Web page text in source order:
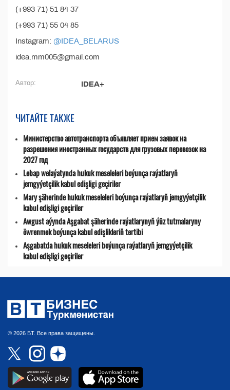
(+993 71) 51 84 37
(+993 71) 55 04 85
Instagram: @IDEA_BELARUS
idea.mm005@gmail.com
Автор: IDEA+
ЧИТАЙТЕ ТАКЖЕ
Министерство автотранспорта объявляет прием заявок на
разрешения иностранных государств для грузовых перевозок на
2027 год
Lebap welaýatynda hukuk meseleleri boýunça raýatlaryň
jemgyýetçilik kabul edişligi geçiriler
Mary şäherinde hukuk meseleleri boýunça raýatlaryň jemgyýetçilik
kabul edişligi geçiriler
Awgust aýynda Aşgabat şäherinde raýatlarynyň ýüz tutmalaryny
öwrenmek boýunça kabul edişlikleriň tertibi
Aşgabatda hukuk meseleleri boýunça raýatlaryň jemgyýetçilik
kabul edişligi geçiriler
© 2026 БТ. Все права защищены.